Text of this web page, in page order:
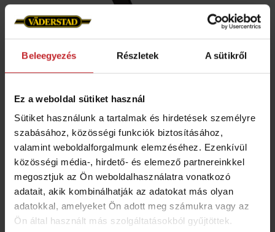
Beleegyezés Részletek A sütikről
Ez a weboldal sütiket használ
Sütiket használunk a tartalmak és hirdetések személyre
szabásához, közösségi funkciók biztosításához,
valamint weboldalforgalmunk elemzéséhez. Ezenkívül
közösségi média-, hirdető- és elemező partnereinkkel
megosztjuk az Ön weboldalhasználatra vonatkozó
adatait, akik kombinálhatják az adatokat más olyan
adatokkal, amelyeket Ön adott meg számukra vagy az
Ön által használt más szolgáltatásokból gyűjtöttek.
CrossBoard Heavy simítórugó
150 mm
Egyenes
CrossBoard Heavy-hez
A következő gépekhez illeszkedik:Carrier 300-
400, Carrier 420-820, Carrier 925-1225, Carrier XL
425-725, Carrier XT 425-625 vontatott, Rapid 300-